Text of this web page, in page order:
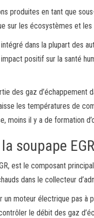
produites en tant que
sur les écosystèmes et
dans la plupart des
impact positif sur la santé
des gaz d’échappement
les températures de
moins il y a de formation
soupape EGR
est le composant
dans le collecteur
un moteur électrique pas à
le débit des gaz